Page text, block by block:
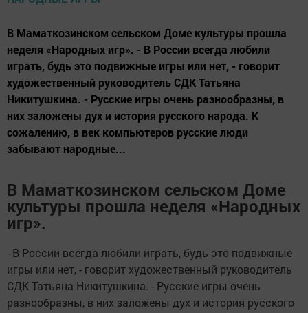
В Маматкозинском сельском Доме культуры прошла
неделя «Народных игр». - В России всегда любили
играть, будь это подвижные игры или нет, - говорит
художественный руководитель СДК Татьяна
Никитушкина. - Русские игры очень разнообразны, в
них заложены дух и история русского народа. К
сожалению, в век компьютеров русские люди
забывают народные...
В Маматкозинском сельском Доме
культуры прошла неделя «Народных
игр».
- В России всегда любили играть, будь это подвижные
игры или нет, - говорит художественный руководитель
СДК Татьяна Никитушкина. - Русские игры очень
разнообразны, в них заложены дух и история русского